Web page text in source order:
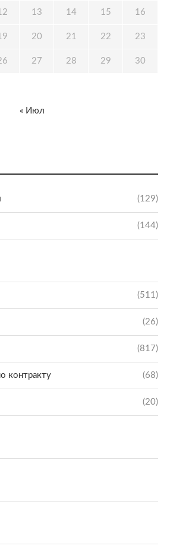
(129)
(144)
(511)
(26)
(817)
контракту (68)
(20)
13 14 15 16
20 21 22 23
27 28 29 30
« Июл